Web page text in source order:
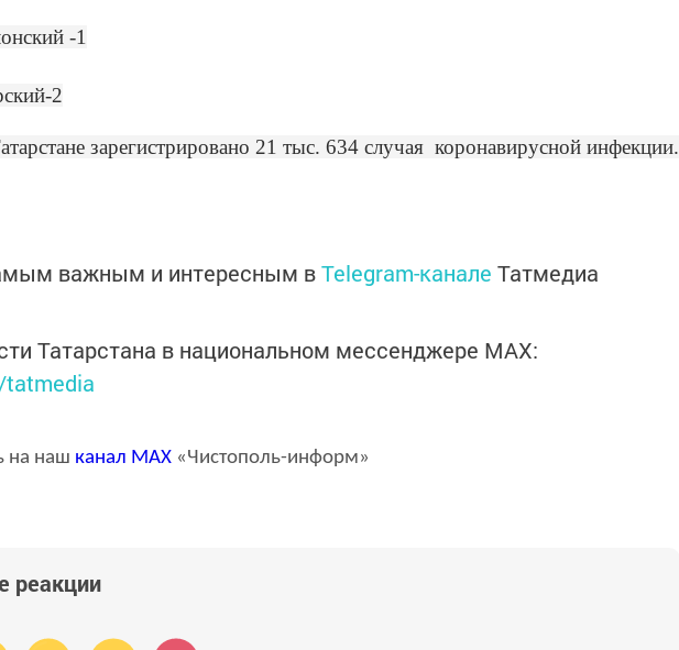
-1
2
зарегистрировано 21 тыс. 634 случая коронавирусной инфекции.
важным и интересным вTelegram-канале Татмедиа
Татарстана в национальном мессенджере MАХ:
на наш канал MAX «Чистополь-информ»
реакции